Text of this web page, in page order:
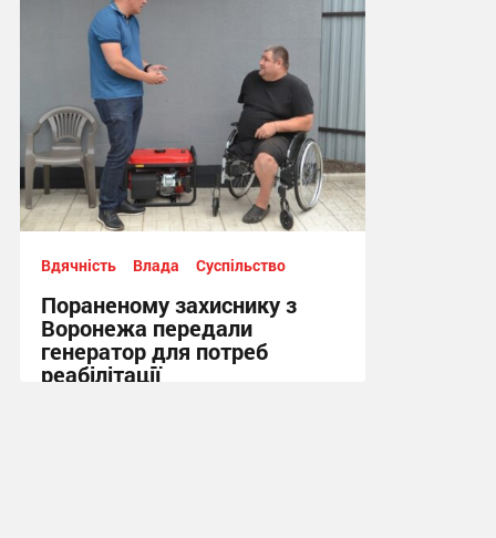
Вдячність Влада Суспільство
Пораненому захиснику з
Воронежа передали
генератор для потреб
реабілітації